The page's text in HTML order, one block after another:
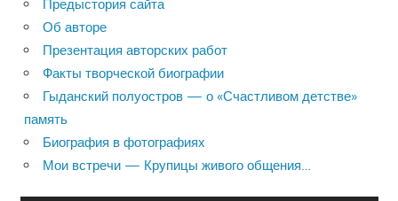
Предыстория сайта
Об авторе
Презентация авторских работ
Факты творческой биографии
Гыданский полуостров — о «Счастливом детстве»
память
Биография в фотографиях
Мои встречи — Крупицы живого общения…